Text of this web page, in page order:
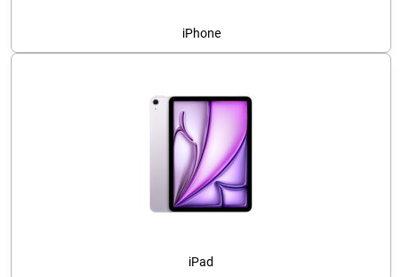
iPhone
iPad